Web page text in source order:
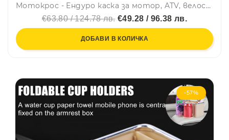
Мотокрос - Ендуро каска за мотор, ATV, велосипед – размер S (53–54 см) черен мат с неоново жълт дизайн
€63.80 / 124.78 лв.€49.28 / 96.38 лв.
ДОБАВИ В КОЛИЧКА
-57%